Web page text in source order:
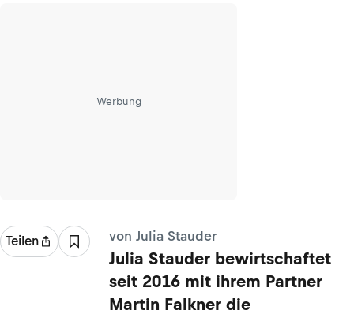
Werbung
Teilen von Julia Stauder
Julia Stauder bewirtschaftet
seit 2016 mit ihrem Partner
Martin Falkner die